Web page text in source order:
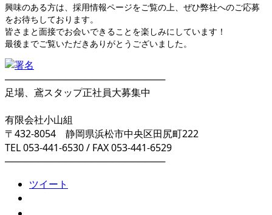
興味のある方は、採用情報ページをご覧の上、ぜひ弊社へのご応募
をお待ちしております。
皆さまと面接でお会いできることを楽しみにしています！
最後までご覧いただきありがとうございました。
────────────────────────
足場、鳶スタップ正社員大募集中
有限会社小山組
〒432-8054 静岡県浜松市中央区田尻町222
TEL 053-441-6530 / FAX 053-441-6529
────────────────────────
ツイート